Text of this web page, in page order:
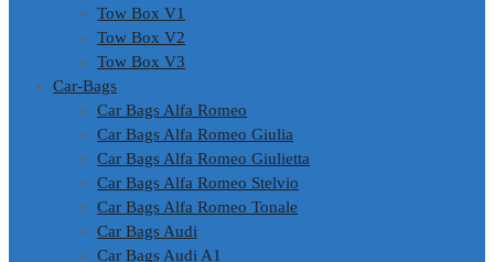
Tow Box V1
Tow Box V2
Tow Box V3
Car-Bags
Car Bags Alfa Romeo
Car Bags Alfa Romeo Giulia
Car Bags Alfa Romeo Giulietta
Car Bags Alfa Romeo Stelvio
Car Bags Alfa Romeo Tonale
Car Bags Audi
Car Bags Audi A1